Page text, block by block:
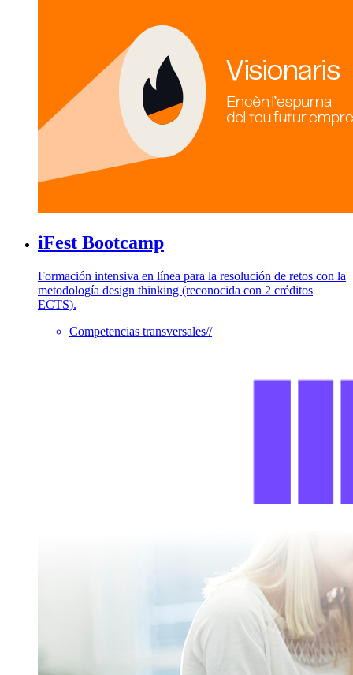
iFest Bootcamp
Formación intensiva en línea para la resolución de retos con la
metodología design thinking (reconocida con 2 créditos
ECTS).
Competencias transversales//